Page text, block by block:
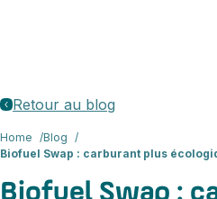
Retour au blog
Home
Blog
Biofuel Swap : carburant plus